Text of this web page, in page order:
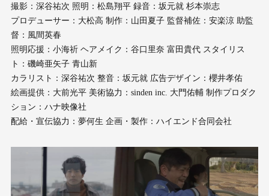
撮影：深谷祐次 照明：松島翔平 録音：坂元就 杉本崇志
プロデューサー：大松高 制作：山田夏子 監督補佐：安楽涼 助監
督：風間英春
照明応援：小海祈 ヘアメイク：谷口里奈 富田貴代 スタイリス
ト：磯崎亜矢子 青山新
カラリスト：深谷祐次 整音：坂元就 広告デザイン：櫻井孝佑
絵画提供：大前光平 美術協力：sinden inc. 大門佑輔 制作プロダク
ション：ハナ映像社
配給・宣伝協力：夢何生 企画・製作：ハイエンド合同会社